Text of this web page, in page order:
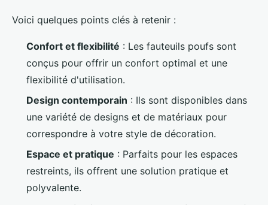
Voici quelques points clés à retenir :
Confort et flexibilité : Les fauteuils poufs sont
conçus pour offrir un confort optimal et une
flexibilité d'utilisation.
Design contemporain : Ils sont disponibles dans
une variété de designs et de matériaux pour
correspondre à votre style de décoration.
Espace et pratique : Parfaits pour les espaces
restreints, ils offrent une solution pratique et
polyvalente.